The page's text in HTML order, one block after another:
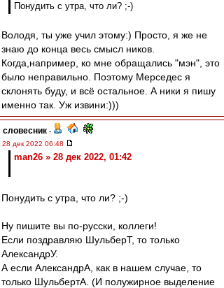
Понудить с утра, что ли? ;-)
Володя, ты уже учил этому:) Просто, я же не
знаю до конца весь смысл ников.
Когда,например, ко мне обращались "мэн", это
было неправильно. Поэтому Мерседес я
склонять буду, и всё остальное. А ники я пишу
именно так. Уж извини:)))
словесник -
28 дек 2022 06:48
man26 » 28 дек 2022, 01:42
Понудить с утра, что ли? ;-)
Ну пишите вы по-русски, коллеги!
Если поздравляю ШульберТ, то только
АлександрУ.
А если АлександрА, как в нашем случае, то
только ШульбертА. (И полужирное выделение